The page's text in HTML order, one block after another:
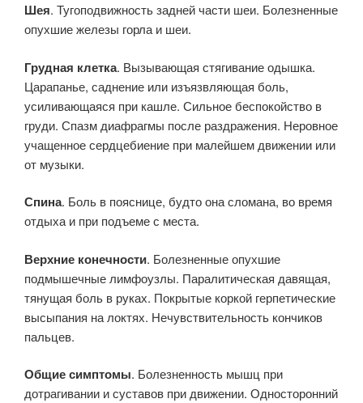
Шея. Тугоподвижность задней части шеи. Болезненные
опухшие железы горла и шеи.
Грудная клетка. Вызывающая стягивание одышка.
Царапанье, саднение или изъязвляющая боль,
усиливающаяся при кашле. Сильное беспокойство в
груди. Спазм диафрагмы после раздражения. Неровное
учащенное сердцебиение при малейшем движении или
от музыки.
Спина. Боль в пояснице, будто она сломана, во время
отдыха и при подъеме с места.
Верхние конечности. Болезненные опухшие
подмышечные лимфоузлы. Паралитическая давящая,
тянущая боль в руках. Покрытые коркой герпетические
высыпания на локтях. Нечувствительность кончиков
пальцев.
Общие симптомы. Болезненность мышц при
дотрагивании и суставов при движении. Односторонний